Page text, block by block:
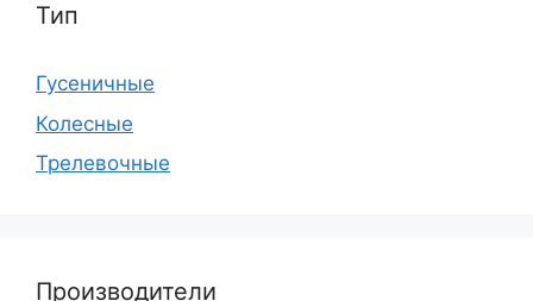
Тип
Гусеничные
Колесные
Трелевочные
Производители